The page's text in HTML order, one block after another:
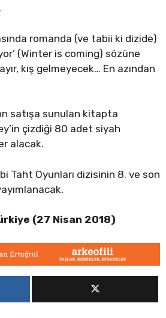
romanda (ve tabii ki dizide)
(Winter is coming) sözüne
kış gelmeyecek… En azından
satışa sunulan kitapta
çizdiği 80 adet siyah
alacak.
Taht Oyunları dizisinin 8. ve son
(27 Nisan 2018)